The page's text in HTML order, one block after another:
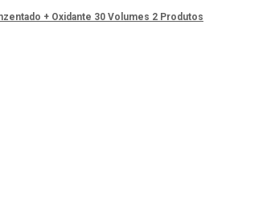
+ Oxidante 30 Volumes 2 Produtos